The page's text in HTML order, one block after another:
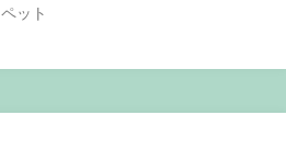
ペット